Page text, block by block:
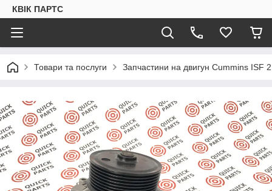
КВІК ПАРТС
Товари та послуги Запчастини на двигун Cummins ISF